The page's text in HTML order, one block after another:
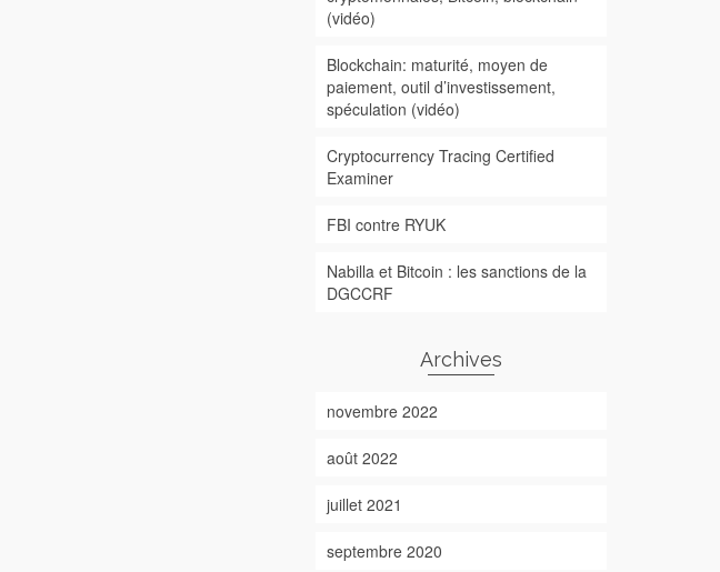
(vidéo)
Blockchain: maturité, moyen de
paiement, outil d’investissement,
spéculation (vidéo)
Cryptocurrency Tracing Certified
Examiner
FBI contre RYUK
Nabilla et Bitcoin : les sanctions de la
DGCCRF
Archives
novembre 2022
août 2022
juillet 2021
septembre 2020